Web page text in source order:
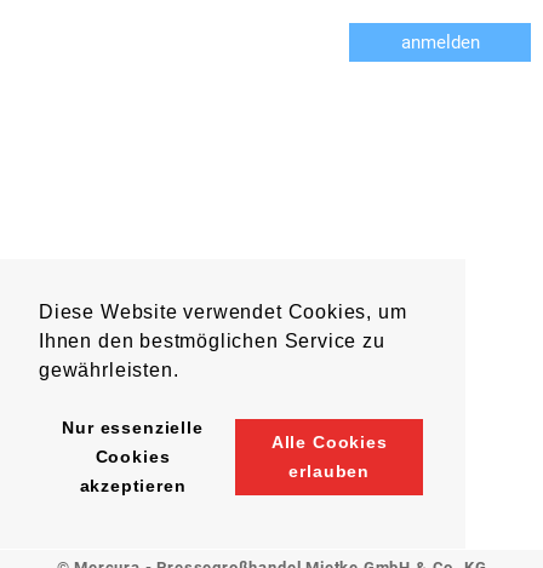
Diese Website verwendet Cookies, um
Ihnen den bestmöglichen Service zu
gewährleisten.
Nur essenzielle
Cookies
akzeptieren
Alle Cookies
erlauben
anmelden